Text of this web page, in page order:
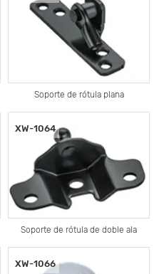
Soporte de rótula plana
Soporte de rótula de doble ala
XW-1064
XW-1066